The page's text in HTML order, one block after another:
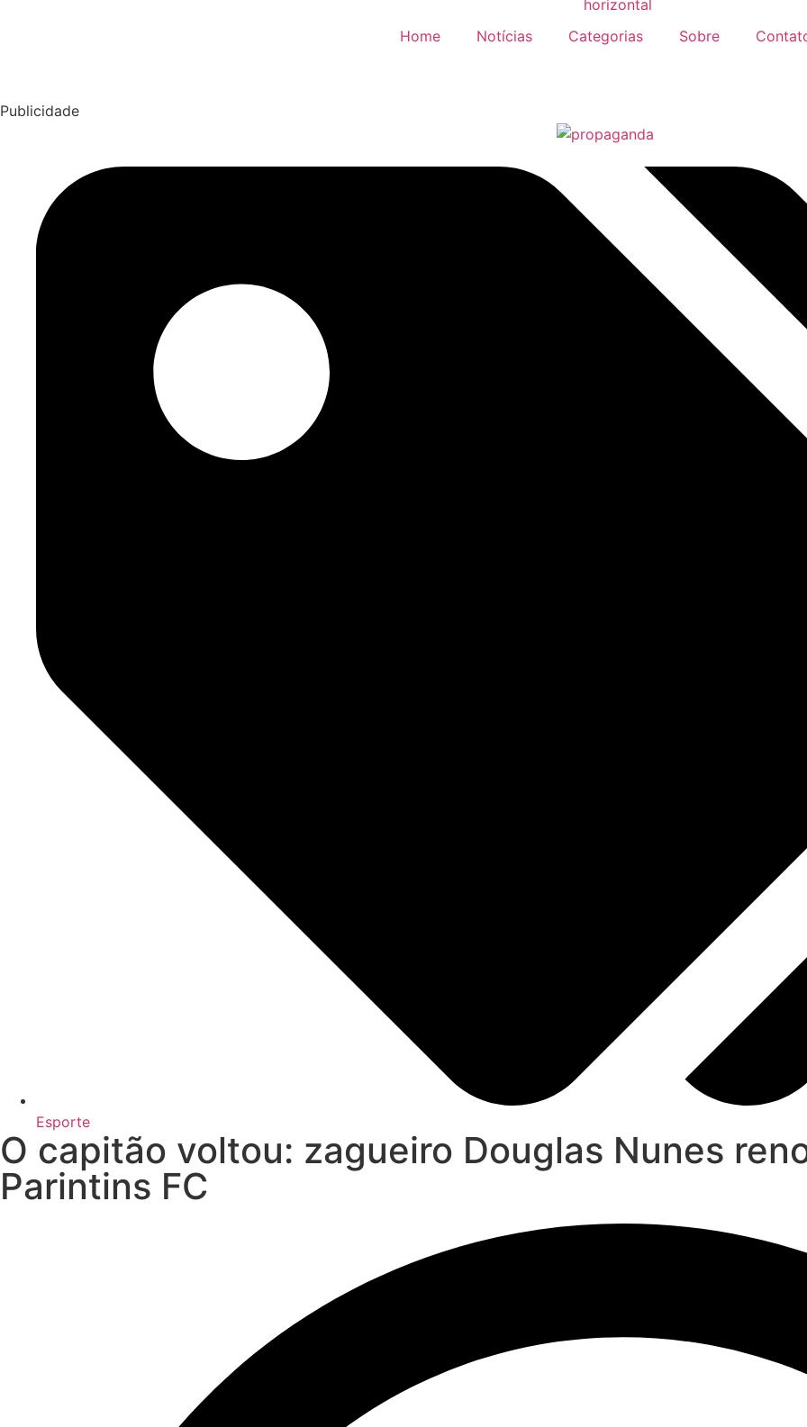
Home Notícias Categorias Sobre
Publicidade
Esporte
O capitão voltou: zagueiro Douglas Nunes
Parintins FC